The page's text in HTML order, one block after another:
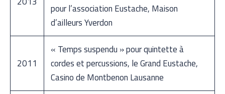
pour l’association Eustache, Maison
d’ailleurs Yverdon
2011
« Temps suspendu » pour quintette à
cordes et percussions, le Grand Eustache,
Casino de Montbenon Lausanne